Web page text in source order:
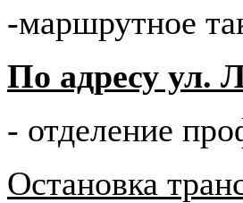
-маршрутное
По адресу ул.
- отделение
Остановка